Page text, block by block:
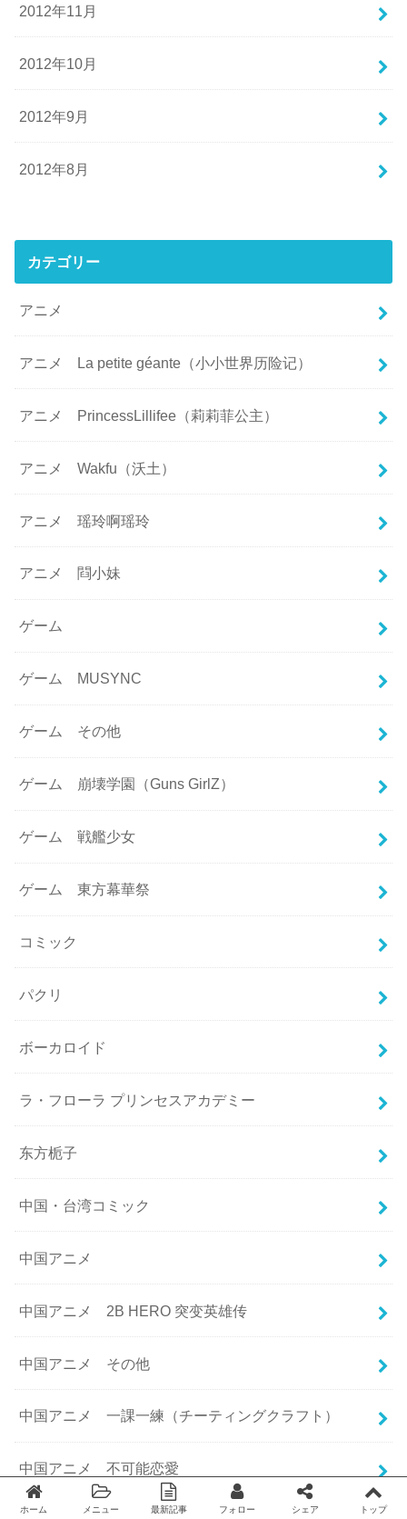
2012年11月
2012年10月
2012年9月
2012年8月
カテゴリー
アニメ
アニメ La petite géante（小小世界历险记）
アニメ PrincessLillifee（莉莉菲公主）
アニメ Wakfu（沃土）
アニメ 瑶玲啊瑶玲
アニメ 閰小妹
ゲーム
ゲーム MUSYNC
ゲーム その他
ゲーム 崩壊学園（Guns GirlZ）
ゲーム 戦艦少女
ゲーム 東方幕華祭
コミック
パクリ
ボーカロイド
ラ・フローラ プリンセスアカデミー
东方栀子
中国・台湾コミック
中国アニメ
中国アニメ 2B HERO 突变英雄传
中国アニメ その他
中国アニメ 一課一練（チーティングクラフト）
中国アニメ 不可能恋愛
ホーム メニュー 最新記事 フォロー シェア トップ
Twitter facebook